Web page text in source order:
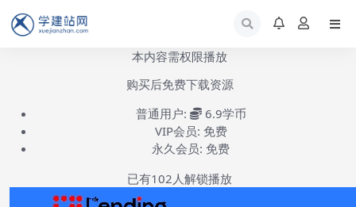
本内容需权限播放
购买后免费下载资源
普通用户:
6.9学币
VIP会员: 免费
永久会员: 免费
已有102 人解锁播放